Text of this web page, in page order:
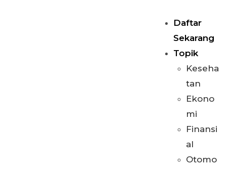
Daftar
Sekarang
Topik
Keseha
tan
Ekono
mi
Finansi
al
Otomo